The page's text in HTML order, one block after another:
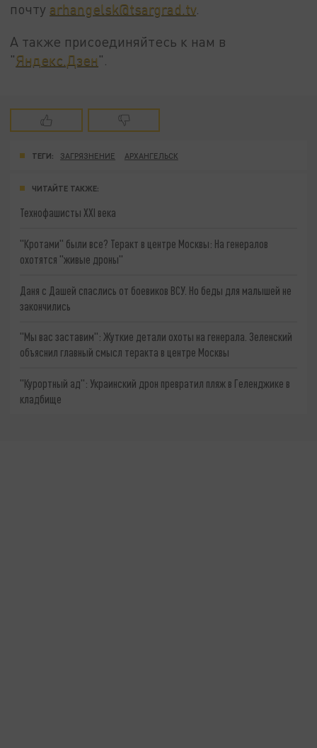
почту arhangelsk@tsargrad.tv
А также присоединяйтесь к нам в
"Яндекс.Дзен".
ТЕГИ: ЗАГРЯЗНЕНИЕ АРХАНГЕЛЬСК
ЧИТАЙТЕ ТАКЖЕ:
Технофашисты XXI века
"Кротами" были все? Теракт в центре Москвы: На генералов
охотятся "живые дроны"
Даня с Дашей спаслись от боевиков ВСУ. Но беды для малышей не
закончились
"Мы вас заставим": Жуткие детали охоты на генерала. Зеленский
объяснил главный смысл теракта в центре Москвы
"Курортный ад": Украинский дрон превратил пляж в Геленджике в
кладбище